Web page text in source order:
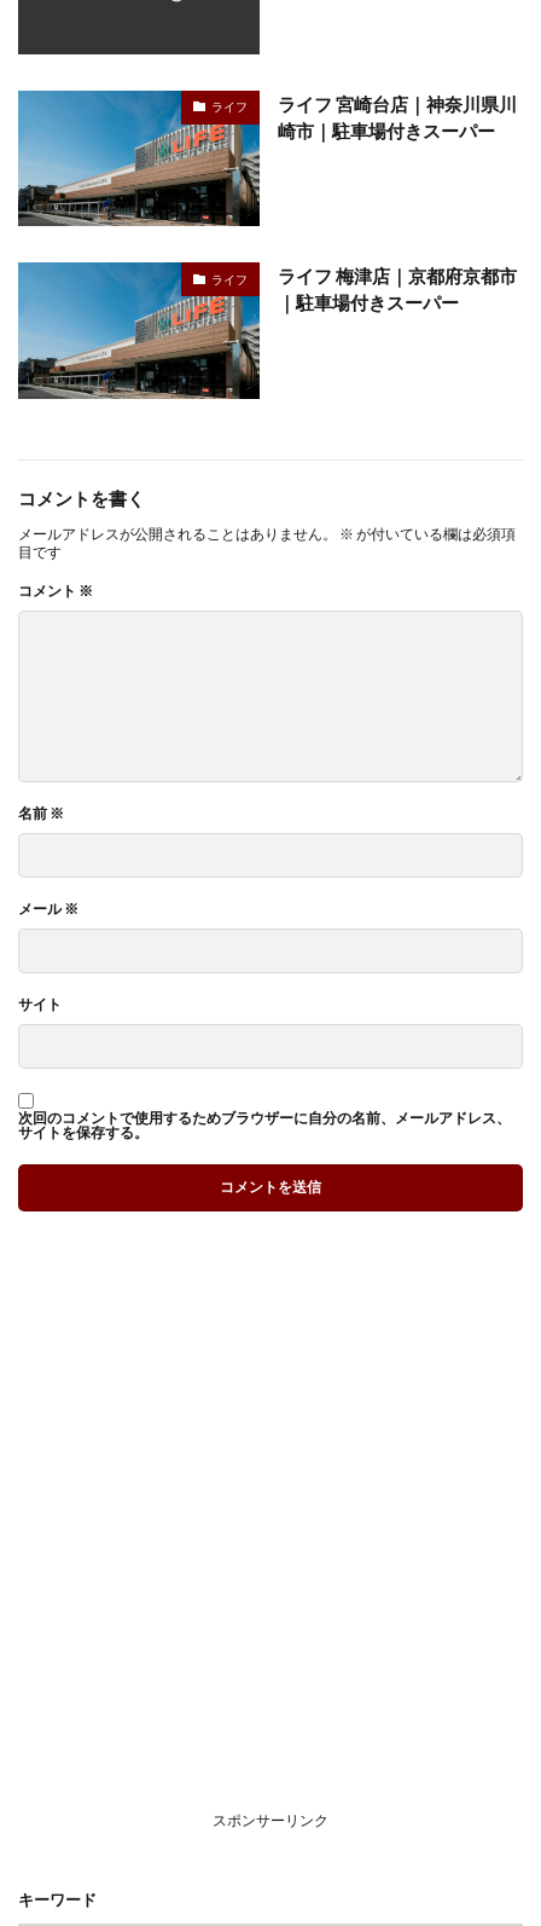
ライフ
ライフ 宮崎台店｜神奈川県川
崎市｜駐車場付きスーパー
ライフ
ライフ 梅津店｜京都府京都市
｜駐車場付きスーパー
コメントを書く
メールアドレスが公開されることはありません。 ※ が付いている欄は必須項
目です
コメント ※
名前 ※
メール※
サイト
次回のコメントで使用するためブラウザーに自分の名前、メールアドレス、
サイトを保存する。
スポンサーリンク
キーワード